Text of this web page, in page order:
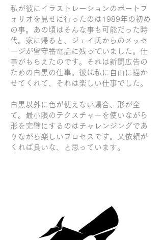
私が彼にイラストレーションのポートフ
ォリオを見せに行ったのは1989年の初め
の事。あの頃はそんな事も可能だった時
代。家に帰ると、ジェイ氏からのメッセ
ージが留守番電話に残っていました。仕
事がもらえたのです。それは新聞広告の
ための白黒の仕事。彼は私に自由に描か
せてくれて、それは楽しい仕事でした。
白黒以外に色が使えない場合、形が全
て。最小限のテクスチャーを使いながら
形を完璧にするのはチャレンジングであ
りながら楽しいプロセスです。又依頼が
くれば良いな、と思っています。